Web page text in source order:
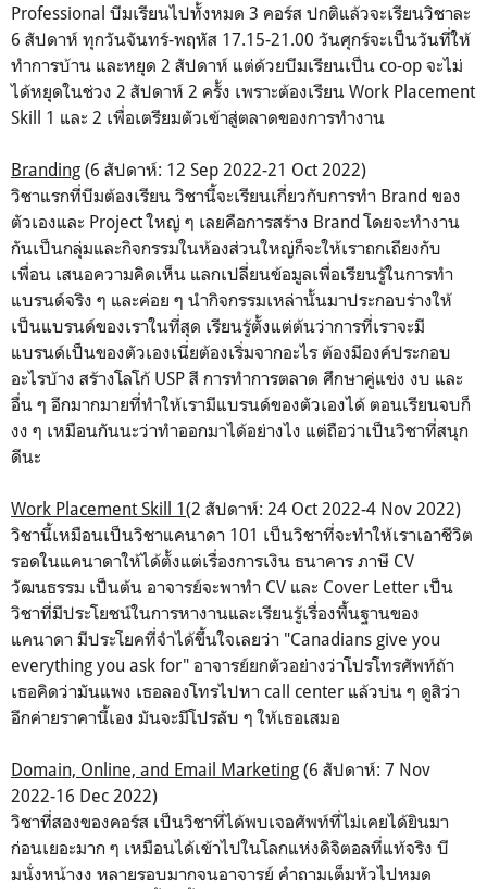
Professional บีมเรียนไปทั้งหมด 3 คอร์ส ปกติแล้วจะเรียนวิชาละ
6 สัปดาห์ ทุกวันจันทร์-พฤหัส 17.15-21.00 วันศุกร์จะเป็นวันที่ให้
ทำการบ้าน และหยุด 2 สัปดาห์ แต่ด้วยบีมเรียนเป็น co-op จะไม่
ได้หยุดในช่วง 2 สัปดาห์ 2 ครั้ง เพราะต้องเรียน Work Placement
Skill 1 และ 2 เพื่อเตรียมตัวเข้าสู่ตลาดของการทำงาน
Branding (6 สัปดาห์: 12 Sep 2022-21 Oct 2022)
วิชาแรกที่บีมต้องเรียน วิชานี้จะเรียนเกี่ยวกับการทำ Brand ของ
ตัวเองและ Project ใหญ่ ๆ เลยคือการสร้าง Brand โดยจะทำงาน
กันเป็นกลุ่มและกิจกรรมในห้องส่วนใหญ่ก็จะให้เราถกเถียงกับ
เพื่อน เสนอความคิดเห็น แลกเปลี่ยนข้อมูลเพื่อเรียนรู้ในการทำ
แบรนด์จริง ๆ และค่อย ๆ นำกิจกรรมเหล่านั้นมาประกอบร่างให้
เป็นแบรนด์ของเราในที่สุด เรียนรู้ตั้งแต่ต้นว่าการที่เราจะมี
แบรนด์เป็นของตัวเองเนี่ยต้องเริ่มจากอะไร ต้องมีองค์ประกอบ
อะไรบ้าง สร้างโลโก้ USP สี การทำการตลาด ศึกษาคู่แข่ง งบ และ
อื่น ๆ อีกมากมายที่ทำให้เรามีแบรนด์ของตัวเองได้ ตอนเรียนจบก็
งง ๆ เหมือนกันนะว่าทำออกมาได้อย่างไง แต่ถือว่าเป็นวิชาที่สนุก
ดีนะ
Work Placement Skill 1(2 สัปดาห์: 24 Oct 2022-4 Nov 2022)
วิชานี้เหมือนเป็นวิชาแคนาดา 101 เป็นวิชาที่จะทำให้เราเอาชีวิต
รอดในแคนาดาให้ได้ตั้งแต่เรื่องการเงิน ธนาคาร ภาษี CV
วัฒนธรรม เป็นต้น อาจารย์จะพาทำ CV และ Cover Letter เป็น
วิชาที่มีประโยชน์ในการหางานและเรียนรู้เรื่องพื้นฐานของ
แคนาดา มีประโยคที่จำได้ขึ้นใจเลยว่า "Canadians give you
everything you ask for" อาจารย์ยกตัวอย่างว่าโปรโทรศัพท์ถ้า
เธอคิดว่ามันแพง เธอลองโทรไปหา call center แล้วบ่น ๆ ดูสิว่า
อีกค่ายราคานี้เอง มันจะมีโปรลับ ๆ ให้เธอเสมอ
Domain, Online, and Email Marketing (6 สัปดาห์: 7 Nov
2022-16 Dec 2022)
วิชาที่สองของคอร์ส เป็นวิชาที่ได้พบเจอศัพท์ที่ไม่เคยได้ยินมา
ก่อนเยอะมาก ๆ เหมือนได้เข้าไปในโลกแห่งดิจิตอลที่แท้จริง บี
มนั่งหน้างง หลายรอบมากจนอาจารย์ คำถามเต็มหัวไปหมด